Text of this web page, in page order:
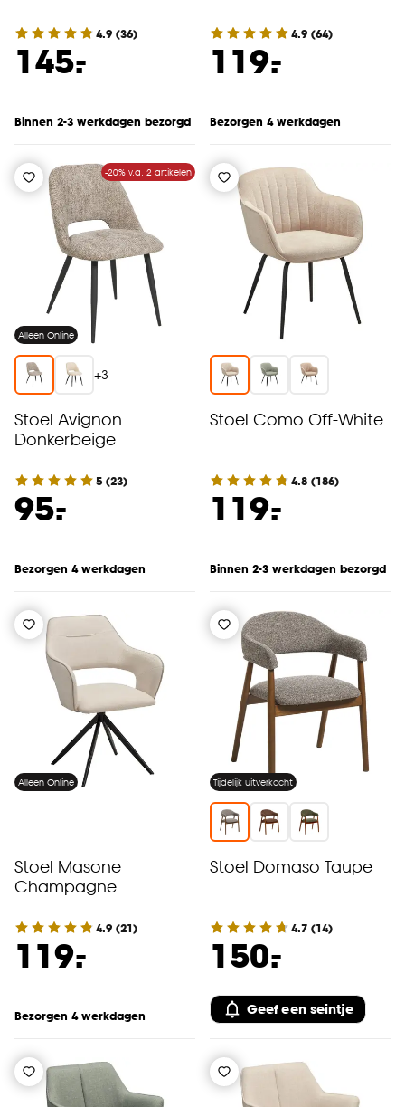
4.9 (36)
145.
-
Binnen 2-3 werkdagen bezorgd
4.9 (64)
119.
-
Bezorgen 4 werkdagen
-20% v.a. 2 artikelen
Alleen Online
+3
Stoel Avignon
Donkerbeige
5 (23)
95.
-
Bezorgen 4 werkdagen
Stoel Como Off-White
4.8 (186)
119.
-
Binnen 2-3 werkdagen bezorgd
Alleen Online
Stoel Masone
Champagne
4.9 (21)
119.
-
Bezorgen 4 werkdagen
Tijdelijk uitverkocht
Stoel Domaso Taupe
4.7 (14)
150.
-
Geef een seintje